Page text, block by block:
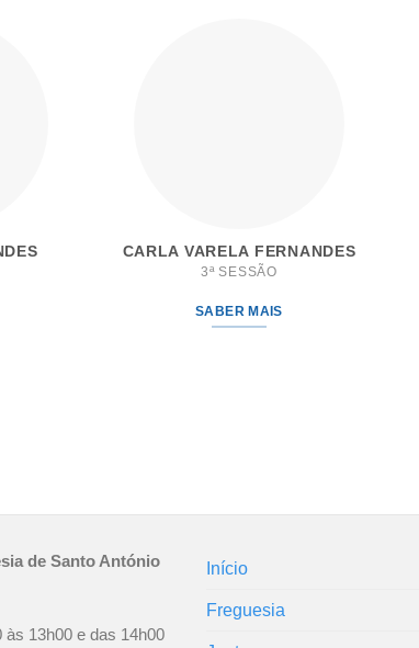
CARLA VARELA FERNANDES
3ª SESSÃO
SABER MAIS
de Santo António
às 13h00 e das 14h00
Início
Freguesia